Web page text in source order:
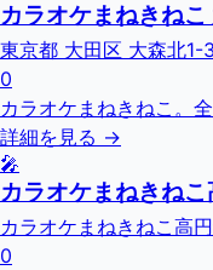
カラオケまねきね
東京都 大田区 大森北
0
カラオケまねきねこ。
詳細を見る →
🎤
カラオケまねきね
カラオケまねきねこ高
0